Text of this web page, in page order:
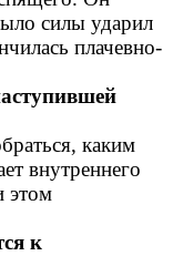
силы ударил
плачевно-
каким
внутреннего
этом
к